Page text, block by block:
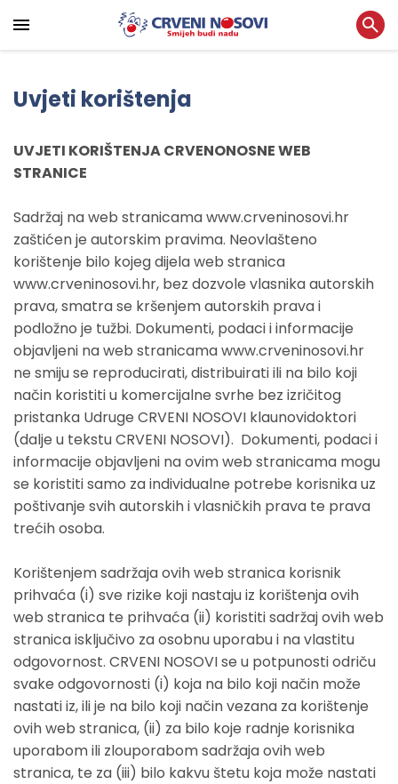
Uvjeti korištenja
UVJETI KORIŠTENJA CRVENONOSNE WEB
STRANICE
Sadržaj na web stranicama www.crveninosovi.hr
zaštićen je autorskim pravima. Neovlašteno
korištenje bilo kojeg dijela web stranica
www.crveninosovi.hr, bez dozvole vlasnika autorskih
prava, smatra se kršenjem autorskih prava i
podložno je tužbi. Dokumenti, podaci i informacije
objavljeni na web stranicama www.crveninosovi.hr
ne smiju se reproducirati, distribuirati ili na bilo koji
način koristiti u komercijalne svrhe bez izričitog
pristanka Udruge CRVENI NOSOVI klaunovidoktori
(dalje u tekstu CRVENI NOSOVI). Dokumenti, podaci i
informacije objavljeni na ovim web stranicama mogu
se koristiti samo za individualne potrebe korisnika uz
poštivanje svih autorskih i vlasničkih prava te prava
trećih osoba.
Korištenjem sadržaja ovih web stranica korisnik
prihvaća (i) sve rizike koji nastaju iz korištenja ovih
web stranica te prihvaća (ii) koristiti sadržaj ovih web
stranica isključivo za osobnu uporabu i na vlastitu
odgovornost. CRVENI NOSOVI se u potpunosti odriču
svake odgovornosti (i) koja na bilo koji način može
nastati iz, ili je na bilo koji način vezana za korištenje
ovih web stranica, (ii) za bilo koje radnje korisnika
uporabom ili zlouporabom sadržaja ovih web
stranica, te za (iii) bilo kakvu štetu koja može nastati